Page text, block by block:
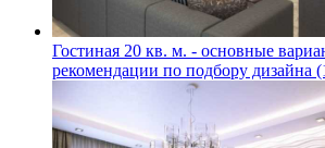
Гостиная 20 кв. м. - основные
рекомендации по подбору дизайна